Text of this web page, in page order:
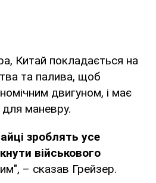
Китай покладається на
та палива, щоб
двигуном, і має
маневру.
зроблять усе
військового
– сказав Грейзер.